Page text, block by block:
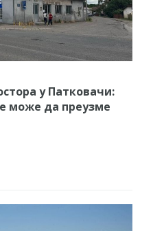
у Патковачи:
може да преузме